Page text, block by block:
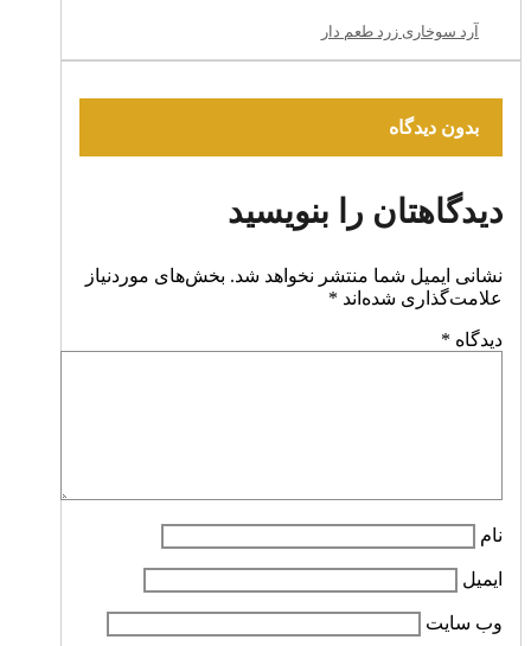
آرد سوخاری زرد طعم دار
بدون دیدگاه
دیدگاهتان را بنویسید
نشانی ایمیل شما منتشر نخواهد شد. بخش‌های موردنیاز
علامت‌گذاری شده‌اند *
دیدگاه *
نام
ایمیل
وب‌ سایت